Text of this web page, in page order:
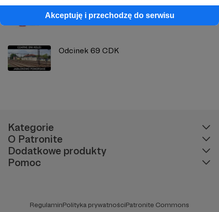
Akceptuję i przechodzę do serwisu
V Kongres Entuzjastów i Przyjaciół Kolei
Odcinek 69 CDK
Kategorie
O Patronite
Dodatkowe produkty
Pomoc
RegulaminPolityka prywatnościPatronite Commons